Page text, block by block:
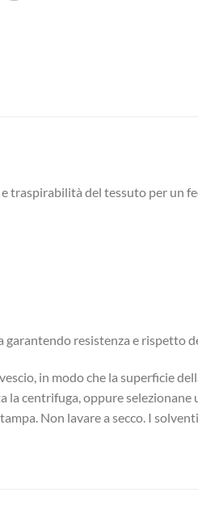
traspirabilità del tessuto per un
garantendo resistenza e rispetto
in modo che la superficie
centrifuga, oppure selezionane
Non lavare a secco. I